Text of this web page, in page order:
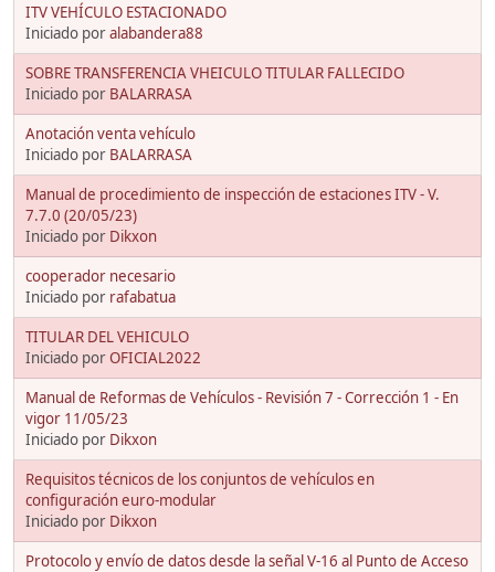
ITV VEHÍCULO ESTACIONADO
Iniciado poralabandera88
SOBRE TRANSFERENCIA VHEICULO TITULAR FALLECIDO
Iniciado por BALARRASA
Anotación venta vehículo
Iniciado por BALARRASA
Manual de procedimiento de inspección de estaciones ITV - V.
7.7.0 (20/05/23)
Iniciado por Dikxon
cooperador necesario
Iniciado por rafabatua
TITULAR DEL VEHICULO
Iniciado porOFICIAL2022
Manual de Reformas de Vehículos - Revisión 7 - Corrección 1 - En
vigor 11/05/23
Iniciado por Dikxon
Requisitos técnicos de los conjuntos de vehículos en
configuración euro-modular
Iniciado por Dikxon
Protocolo y envío de datos desde la señal V-16 al Punto de Acceso